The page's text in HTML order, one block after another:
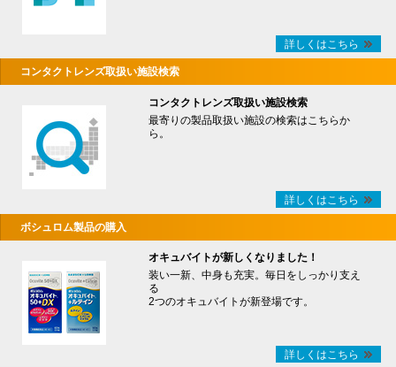
詳しくはこちら
コンタクトレンズ取扱い施設検索
コンタクトレンズ取扱い施設検索
最寄りの製品取扱い施設の検索はこちらか
ら。
詳しくはこちら
ボシュロム製品の購入
オキュバイトが新しくなりました！
装い一新、中身も充実。毎日をしっかり支え
る
2つのオキュバイトが新登場です。
詳しくはこちら